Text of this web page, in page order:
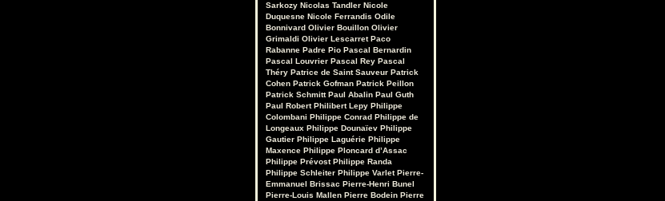
Sarkozy Nicolas Tandler Nicole
Duquesne Nicole Ferrandis Odile
Bonnivard Olivier Bouillon Olivier
Grimaldi Olivier Lescarret Paco
Rabanne Padre Pio Pascal Bernardin
Pascal Louvrier Pascal Rey Pascal
Théry Patrice de Saint Sauveur Patrick
Cohen Patrick Gofman Patrick Peillon
Patrick Schmitt Paul Abalin Paul Guth
Paul Robert Philibert Lepy Philippe
Colombani Philippe Conrad Philippe de
Longeaux Philippe Dounaïev Philippe
Gautier Philippe Laguérie Philippe
Maxence Philippe Ploncard d’Assac
Philippe Prévost Philippe Randa
Philippe Schleiter Philippe Varlet Pierre-
Emmanuel Brissac Pierre-Henri Bunel
Pierre-Louis Mallen Pierre Bodein Pierre